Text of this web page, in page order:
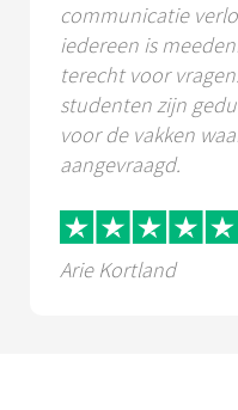
communicatie
iedereen is
terecht voor
studenten zijn
voor de vakken
aangevraagd.
Arie Kortland